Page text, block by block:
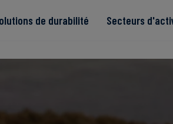
de durabilité Secteurs